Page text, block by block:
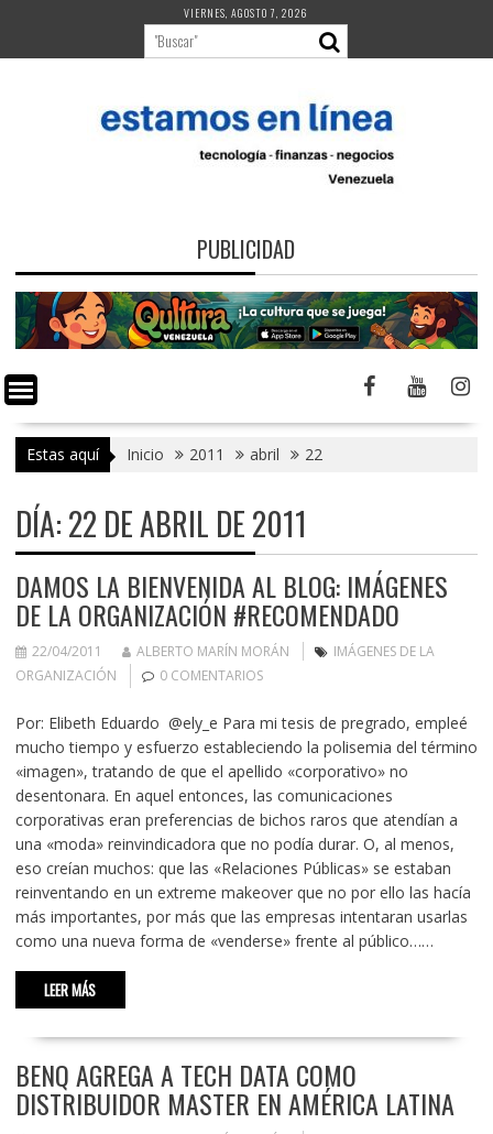
contenido
VIERNES, AGOSTO 7, 2026
PUBLICIDAD
Estas aquí Inicio 2011 abril 22
DÍA:22 DE ABRIL DE 2011
DAMOS LA BIENVENIDA AL BLOG: IMÁGENES
DE LA ORGANIZACIÓN #RECOMENDADO
22/04/2011 ALBERTO MARÍN MORÁN
IMÁGENES DE LA
ORGANIZACIÓN
0 COMENTARIOS
Por: Elibeth Eduardo @ely_e Para mi tesis de pregrado, empleé
mucho tiempo y esfuerzo estableciendo la polisemia del término
«imagen», tratando de que el apellido «corporativo» no
desentonara. En aquel entonces, las comunicaciones
corporativas eran preferencias de bichos raros que atendían a
una «moda» reinvindicadora que no podía durar. O, al menos,
eso creían muchos: que las «Relaciones Públicas» se estaban
reinventando en un extreme makeover que no por ello las hacía
más importantes, por más que las empresas intentaran usarlas
como una nueva forma de «venderse» frente al público……
LEER MÁS
BENQ AGREGA A TECH DATA COMO
DISTRIBUIDOR MASTER EN AMÉRICA LATINA